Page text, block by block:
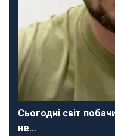
Сьогодні світ
не…